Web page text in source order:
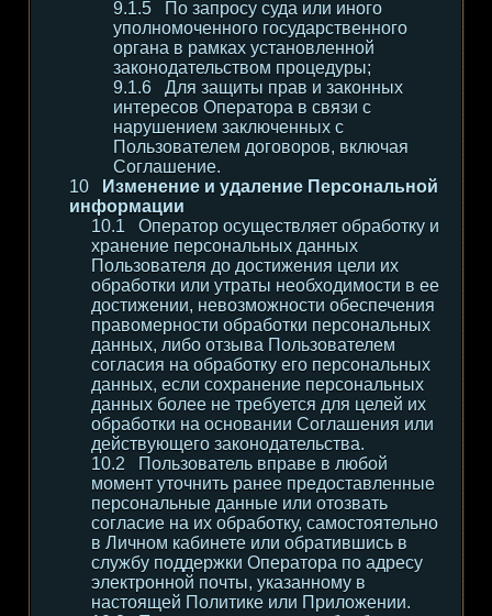
По запросу суда или иного
уполномоченного государственного
органа в рамках установленной
законодательством процедуры;
Для защиты прав и законных
интересов Оператора в связи с
нарушением заключенных с
Пользователем договоров, включая
Соглашение.
Изменение и удаление Персональной
информации
Оператор осуществляет обработку и
хранение персональных данных
Пользователя до достижения цели их
обработки или утраты необходимости в ее
достижении, невозможности обеспечения
правомерности обработки персональных
данных, либо отзыва Пользователем
согласия на обработку его персональных
данных, если сохранение персональных
данных более не требуется для целей их
обработки на основании Соглашения или
действующего законодательства.
Пользователь вправе в любой
момент уточнить ранее предоставленные
персональные данные или отозвать
согласие на их обработку, самостоятельно
в Личном кабинете или обратившись в
службу поддержки Оператора по адресу
электронной почты, указанному в
настоящей Политике или Приложении.